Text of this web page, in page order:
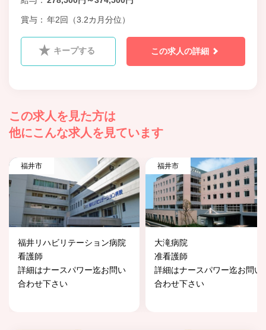
賞与 年2回（3.2カ月分位）
キープする この求人の詳細
この求人を見た方は
他にこんな求人を見ています
福井市
福井リハビリテーション病院
看護師
詳細はナースパワー迄お問い
合わせ下さい
福井市
大滝病院
准看護師
詳細はナースパワー迄お問い
合わせ下さい